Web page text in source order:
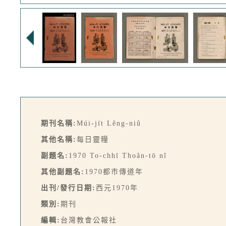
期刊名稱: Múi-ji̍t Lêng-niû
其他名稱: 每日靈糧
副題名: 1970 To͘-chhī Thoân-tō nî
其他副題名: 1970都市傳道年
出刊/發行日期: 西元1970年
類別: 期刊
編輯: 台灣教會公報社